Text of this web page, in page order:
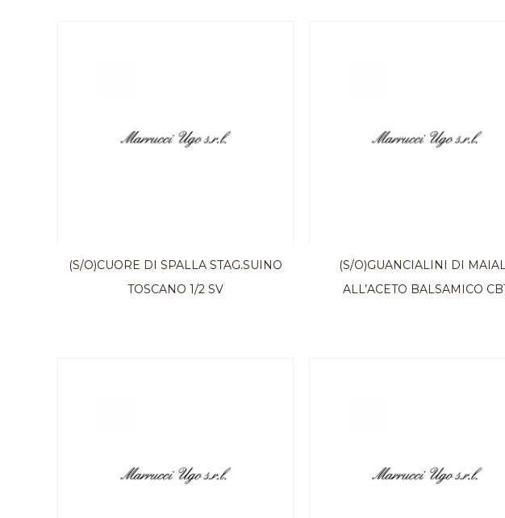
(S/O)CUORE DI SPALLA STAG.SUINO
TOSCANO 1/2 SV
(S/O)GUANCIALINI DI
ALL’ACETO BALSAMICO